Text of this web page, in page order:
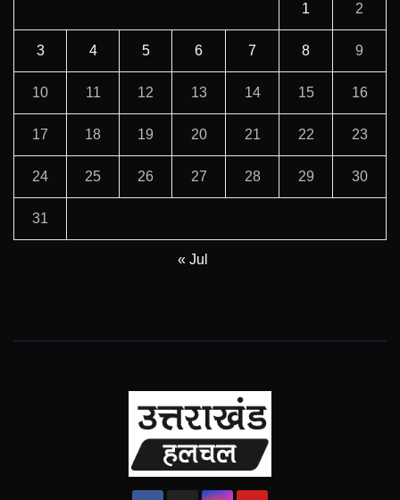
1 2
3 4 5 6 7 8 9
10 11 12 13 14 15 16
17 18 19 20 21 22 23
24 25 26 27 28 29 30
31
« Jul